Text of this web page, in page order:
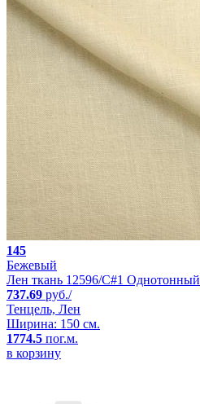
145
Бежевый
Лен ткань 12596/C#1 Однотонный
737.69 руб./
Тенцель, Лен
Ширина: 150 см.
1774.5 пог.м.
в корзину